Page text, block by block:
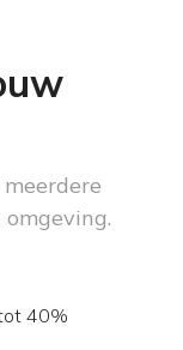
omgeving.
40%